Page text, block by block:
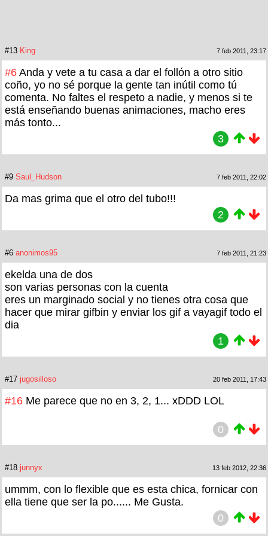
#13 King 7 feb 2011, 23:17
#6 Anda y vete a tu casa a dar el follón a otro sitio
coño, yo no sé porque la gente tan inútil como tú
comenta. No faltes el respeto a nadie, y menos si te
está enseñando buenas animaciones, macho eres
más tonto...
3
#9 Saul_Hudson 7 feb 2011, 22:02
Da mas grima que el otro del tubo!!!
2
#6 anonimos95 7 feb 2011, 21:23
ekelda una de dos
son varias personas con la cuenta
eres un marginado social y no tienes otra cosa que
hacer que mirar gifbin y enviar los gif a vayagif todo el
dia
1
#17 jugosilloso 20 feb 2011, 17:43
#16 Me parece que no en 3, 2, 1... xDDD LOL
0
#18 junnyx 13 feb 2012, 22:36
ummm, con lo flexible que es esta chica, fornicar con
ella tiene que ser la po...... Me Gusta.
0